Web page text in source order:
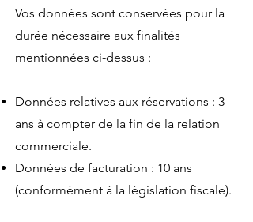
Vos données sont conservées pour la
durée nécessaire aux finalités
mentionnées ci-dessus :
Données relatives aux réservations : 3
ans à compter de la fin de la relation
commerciale.
Données de facturation : 10 ans
(conformément à la législation fiscale).